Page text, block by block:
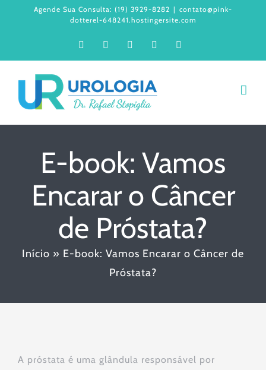
Agende Sua Consulta: (19) 3929-8282 | contato@pink-
dotterel-648241.hostingersite.com
FacebookInstagramLinkedInWhatsApp
E-book: Vamos
Encarar o Câncer
de Próstata?
Início » E-book: Vamos Encarar o Câncer de
Próstata?
A próstata é uma glândula responsável por